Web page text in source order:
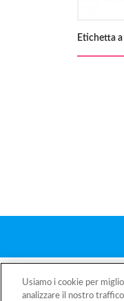
Etichetta
Usiamo i cookie per
analizzare il nostro